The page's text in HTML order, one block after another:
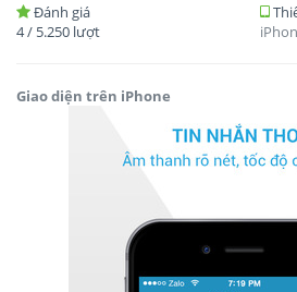
Đánh giá
4/ 5.250 lượt
Giao diện trên iPhone